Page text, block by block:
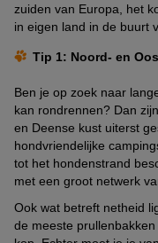
zuiden van Europa, het
in eigen land in de buurt
Tip 1: Noord- en
Ben je op zoek naar
kan rondrennen? Dan
en Deense kust uiterst
hondvriendelijke
tot het hondenstrand
met een groot netwerk
Ook wat betreft netheid
de meeste